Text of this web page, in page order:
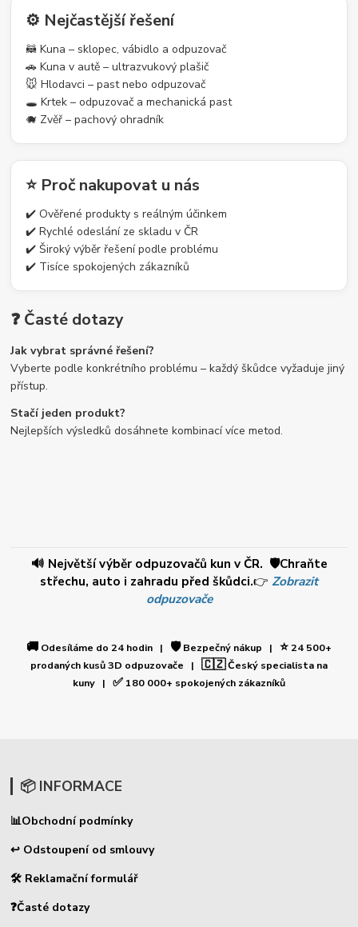
⚙️ Nejčastější řešení
🦝 Kuna – sklopec, vábidlo a odpuzovač
🚗 Kuna v autě – ultrazvukový plašič
🐭 Hlodavci – past nebo odpuzovač
🕳️ Krtek – odpuzovač a mechanická past
🐗 Zvěř – pachový ohradník
⭐ Proč nakupovat u nás
✔️ Ověřené produkty s reálným účinkem
✔️ Rychlé odeslání ze skladu v ČR
✔️ Široký výběr řešení podle problému
✔️ Tisíce spokojených zákazníků
❓ Časté dotazy
Jak vybrat správné řešení?
Vyberte podle konkrétního problému – každý škůdce vyžaduje jiný
přístup.
Stačí jeden produkt?
Nejlepších výsledků dosáhnete kombinací více metod.
🔊 Největší výběr odpuzovačů kun v ČR. 🛡️Chraňte
střechu, auto i zahradu před škůdci.👉 Zobrazit
odpuzovače
🚚 Odesíláme do 24 hodin | 🛡️Bezpečný nákup | ⭐24 500+
prodaných kusů 3D odpuzovače | 🇨🇿Český specialista na
kuny | ✅ 180 000+ spokojených zákazníků
📦 INFORMACE
📊Obchodní podmínky
↩ Odstoupení od smlouvy
🛠 Reklamační formulář
❓Časté dotazy